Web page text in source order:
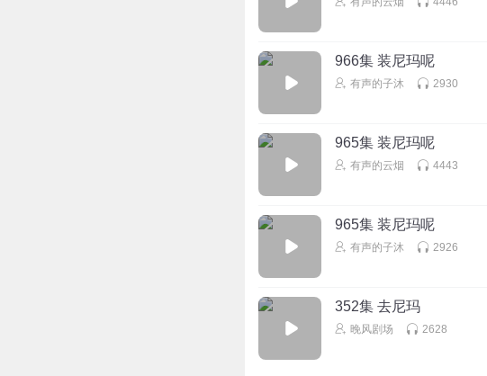
966集 装尼玛呢
有声的子沐 2930
965集 装尼玛呢
有声的云烟 4443
965集 装尼玛呢
有声的子沐 2926
352集 去尼玛
晚风剧场 2628